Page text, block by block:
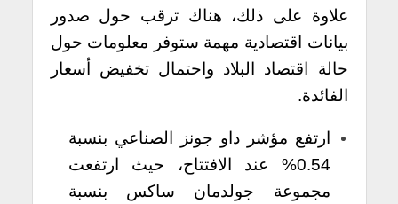
علاوة على ذلك، هناك ترقب حول صدور
بيانات اقتصادية مهمة ستوفر معلومات حول
حالة اقتصاد البلاد واحتمال تخفيض أسعار
الفائدة.
ارتفع مؤشر داو جونز الصناعي بنسبة
0.54% عند الافتتاح، حيث ارتفعت
مجموعة جولدمان ساكس بنسبة